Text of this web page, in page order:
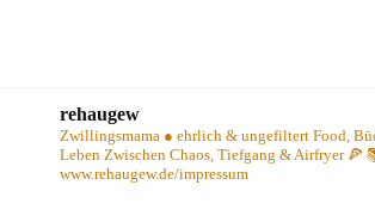
rehaugew
Zwillingsmama ● ehrlich & ungefiltert Food,
Leben Zwischen Chaos, Tiefgang & Airfryer 🍕
www.rehaugew.de/impressum